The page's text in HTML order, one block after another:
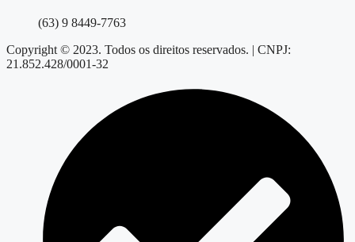
(63) 9 8449-7763
Copyright © 2023. Todos os direitos reservados. | CNPJ:
21.852.428/0001-32